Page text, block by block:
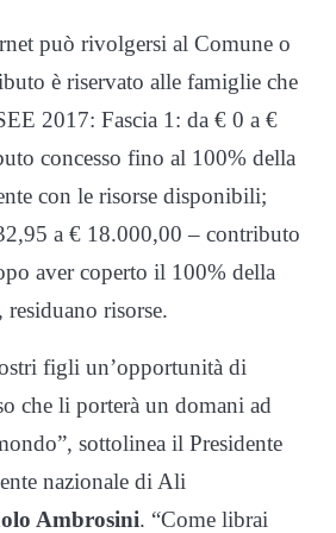
può rivolgersi al Comune o
è riservato alle famiglie che
2017: Fascia 1: da € 0 a €
concesso fino al 100% della
con le risorse disponibili;
a € 18.000,00 – contributo
aver coperto il 100% della
residuano risorse.
figli un’opportunità di
che li porterà un domani ad
sottolinea il Presidente
nazionale di Ali
Ambrosini. “Come librai